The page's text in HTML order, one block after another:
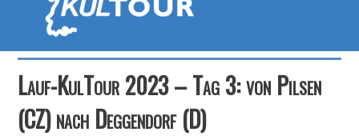
Lauf-KulTour 2023 – Tag 3: von Pilsen
(CZ) nach Deggendorf (D)